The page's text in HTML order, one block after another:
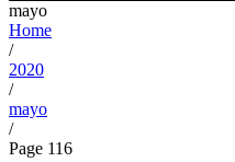
mayo
Home
/
2020
/
mayo
/
Page 116